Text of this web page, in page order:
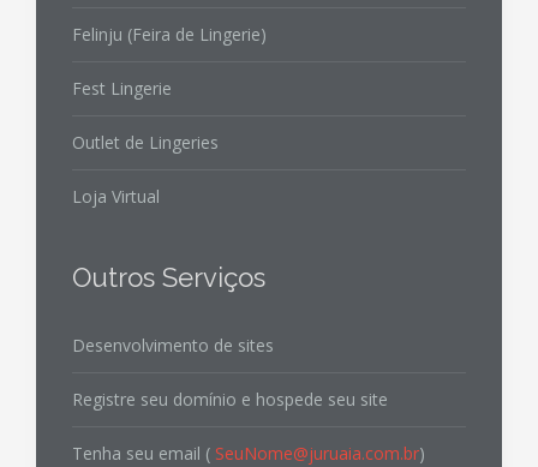
Felinju (Feira de Lingerie)
Fest Lingerie
Outlet de Lingeries
Loja Virtual
Outros Serviços
Desenvolvimento de sites
Registre seu domínio e hospede seu site
Tenha seu email ( SeuNome@juruaia.com.br)